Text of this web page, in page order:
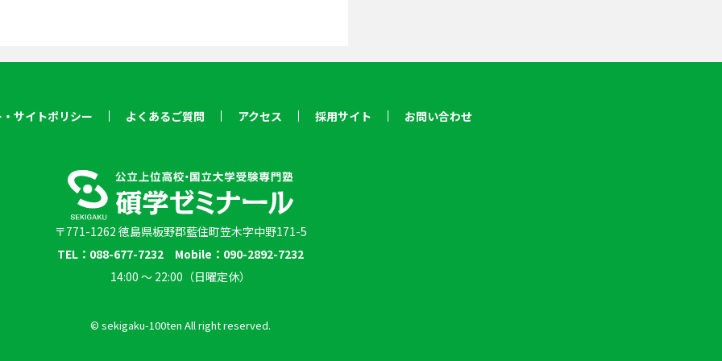
サイトポリシー よくあるご質問 アクセス 採用サイト お問い合わせ
〒771-1262 徳島県板野郡藍住町笠木字中野171-5
TEL：088-677-7232 Mobile：090-2892-7232
14:00 〜 22:00（日曜定休）
© sekigaku-100ten All right reserved.